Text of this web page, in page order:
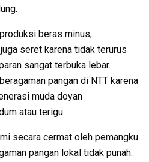
beras minus,
seret karena tidak terurus
sangat terbuka lebar.
pangan di NTT karena
muda doyan
atau terigu.
secara cermat oleh pemangku
pangan lokal tidak punah.